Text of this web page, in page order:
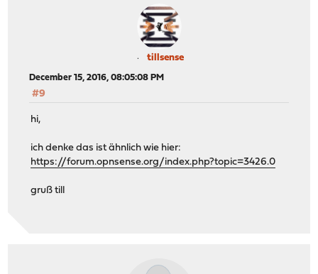
tillsense
December 15, 2016, 08:05:08 PM
#9
hi,
ich denke das ist ähnlich wie hier:
https://forum.opnsense.org/index.php?topic=3426.0
gruß till